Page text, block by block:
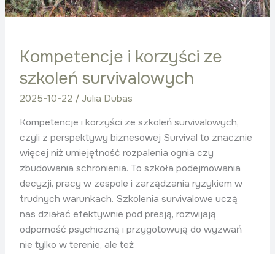
Kompetencje i korzyści ze
szkoleń survivalowych
2025-10-22 / Julia Dubas
Kompetencje i korzyści ze szkoleń survivalowych,
czyli z perspektywy biznesowej Survival to znacznie
więcej niż umiejętność rozpalenia ognia czy
zbudowania schronienia. To szkoła podejmowania
decyzji, pracy w zespole i zarządzania ryzykiem w
trudnych warunkach. Szkolenia survivalowe uczą
nas działać efektywnie pod presją, rozwijają
odporność psychiczną i przygotowują do wyzwań
nie tylko w terenie, ale też